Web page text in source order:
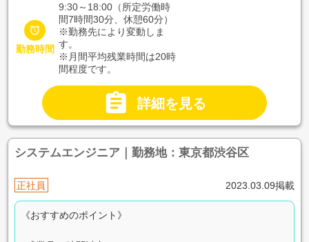

勤務時間
9:30～18:00（所定労働時
間7時間30分、休憩60分）
※勤務先により変動しま
す。
※月間平均残業時間は20時
間程度です。
 詳細を見る
システムエンジニア｜勤務地：東京都渋谷区
正社員 2023.03.09掲載
《おすすめのポイント》